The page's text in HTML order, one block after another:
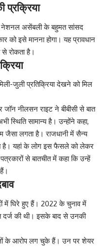
प्रक्रिया
नेशनल असेंबली के बहुमत सांसद
को इसे मानना होगा। यह प्रावधान
से रोकता है।
जुली प्रतिक्रिया देखने को मिल
जॉन नीलसन राइट ने बीबीसी से बात
स्थिति सामान्य है। उन्होंने कहा,
जैसा लगता है। राजधानी में सैन्य
है। यहां के लोग इस फैसले को लेकर
से बातचीत में कहा कि उन्हें
में घिरे हुए हैं। 2022 के चुनाव में
दर्ज की थी। इसके बाद से उनकी
के आरोप लग चुके हैं। उन पर शेयर